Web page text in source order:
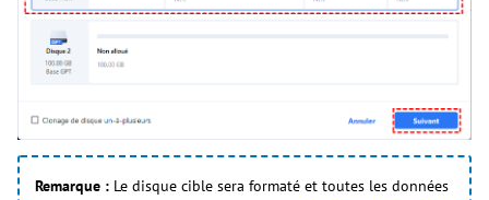
Remarque : Le disque cible sera formaté et toutes les données